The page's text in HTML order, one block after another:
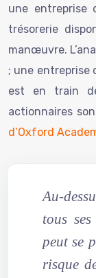
une entreprise
trésorerie
manœuvre.
; une entreprise
est en train
actionnaires
d’Oxford
Au-
tous
peut se
risque